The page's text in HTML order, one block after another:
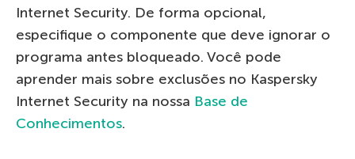
Internet Security. De forma opcional,
especifique o componente que deve ignorar o
programa antes bloqueado. Você pode
aprender mais sobre exclusões no Kaspersky
Internet Security na nossa Base de
Conhecimentos.